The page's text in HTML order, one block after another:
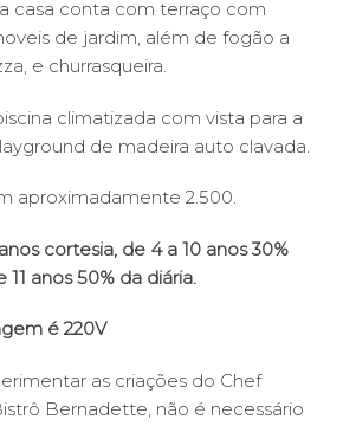
casa conta com terraço com
de jardim, além de fogão a
e churrasqueira.
climatizada com vista para a
de madeira auto clavada.
aproximadamente 2.500.
cortesia, de 4 a 10 anos 30%
anos 50% da diária.
é 220V
as criações do Chef
Bernadette, não é necessário